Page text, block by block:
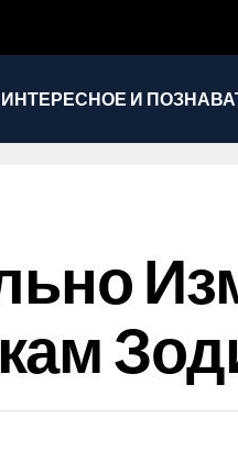
ИНТЕРЕСНОЕ И